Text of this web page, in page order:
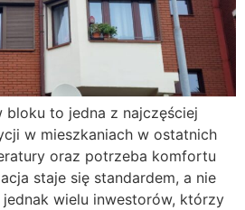
to jedna z najczęściej
w mieszkaniach w ostatnich
oraz potrzeba komfortu
staje się standardem, a nie
wielu inwestorów, którzy